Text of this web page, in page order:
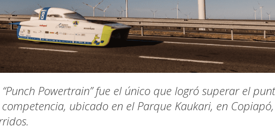
Powertrain” fue el único que logró superar el
ubicado en el Parque Kaukari, en